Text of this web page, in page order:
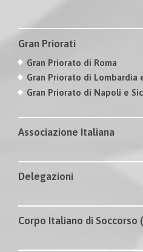
Gran Priorati
Gran Priorato di Roma
Gran Priorato di Lombardia
Gran Priorato di Napoli e
Associazione Italiana
Delegazioni
Corpo Italiano di Soccorso